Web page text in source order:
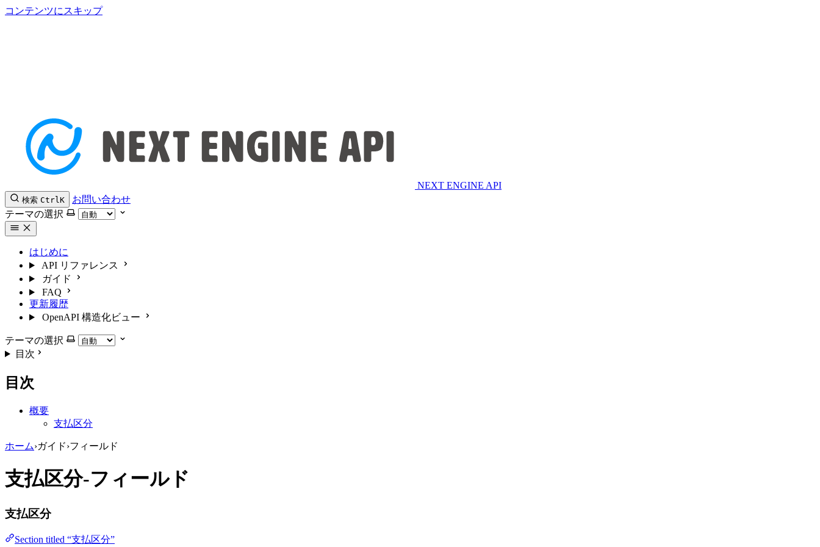
コンテンツにスキップ
NEXT ENGINE API
検索 CtrlK
お問い合わせ
テーマの選択
はじめに
API リファレンス
ガイド
FAQ
更新履歴
OpenAPI 構造化ビュー
テーマの選択
目次
目次
概要
支払区分
ホーム›ガイド›フィールド
支払区分-フィールド
支払区分
Section titled “支払区分”